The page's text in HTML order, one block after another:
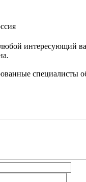
интересующий
специалисты